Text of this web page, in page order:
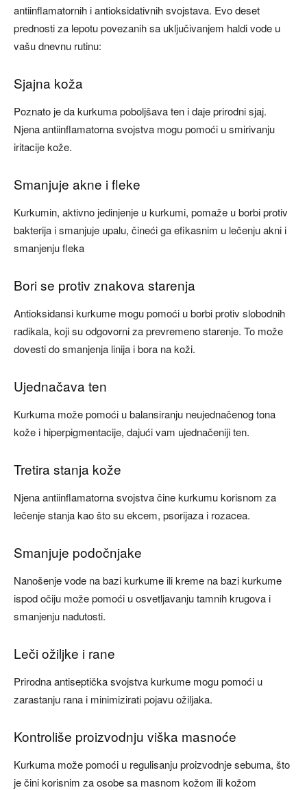
antiinflamatornih i antioksidativnih svojstava. Evo deset
prednosti za lepotu povezanih sa uključivanjem haldi vode u
vašu dnevnu rutinu:
Sjajna koža
Poznato je da kurkuma poboljšava ten i daje prirodni sjaj.
Njena antiinflamatorna svojstva mogu pomoći u smirivanju
iritacije kože.
Smanjuje akne i fleke
Kurkumin, aktivno jedinjenje u kurkumi, pomaže u borbi protiv
bakterija i smanjuje upalu, čineći ga efikasnim u lečenju akni i
smanjenju fleka
Bori se protiv znakova starenja
Antioksidansi kurkume mogu pomoći u borbi protiv slobodnih
radikala, koji su odgovorni za prevremeno starenje. To može
dovesti do smanjenja linija i bora na koži.
Ujednačava ten
Kurkuma može pomoći u balansiranju neujednačenog tona
kože i hiperpigmentacije, dajući vam ujednačeniji ten.
Tretira stanja kože
Njena antiinflamatorna svojstva čine kurkumu korisnom za
lečenje stanja kao što su ekcem, psorijaza i rozacea.
Smanjuje podočnjake
Nanošenje vode na bazi kurkume ili kreme na bazi kurkume
ispod očiju može pomoći u osvetljavanju tamnih krugova i
smanjenju nadutosti.
Leči ožiljke i rane
Prirodna antiseptička svojstva kurkume mogu pomoći u
zarastanju rana i minimizirati pojavu ožiljaka.
Kontroliše proizvodnju viška masnoće
Kurkuma može pomoći u regulisanju proizvodnje sebuma, što
je čini korisnim za osobe sa masnom kožom ili kožom